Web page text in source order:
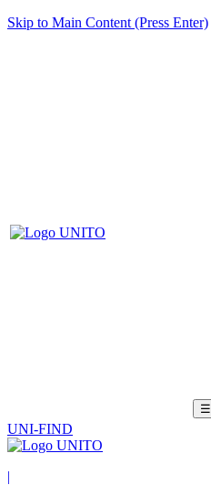
Skip to Main Content (Press Enter)
☰
UNI-FIND
|